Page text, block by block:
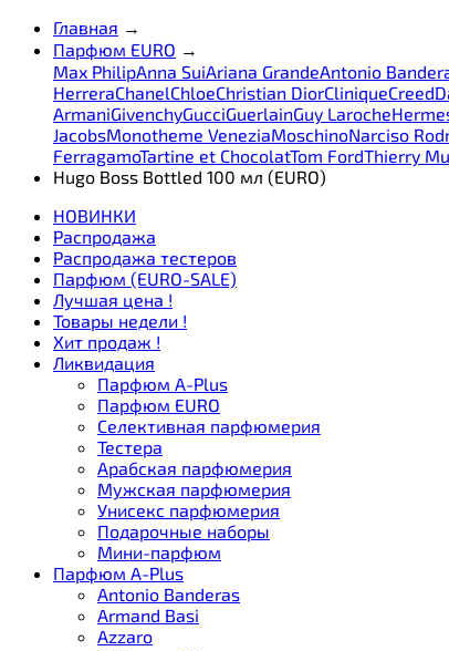
Главная →
Парфюм EURO →
Max PhilipAnna SuiAriana GrandeAntonio
HerreraChanelChloeChristian DiorCliniqueCreed
ArmaniGivenchyGucciGuerlainGuy Laroche
JacobsMonotheme VeneziaMoschinoNarciso
FerragamoTartine et ChocolatTom FordThierry
Hugo Boss Bottled 100 мл (EURO)
НОВИНКИ
Распродажа
Распродажа тестеров
Парфюм (EURO-SALE)
Лучшая цена !
Товары недели !
Хит продаж !
Ликвидация
Парфюм A-Plus
Парфюм EURO
Селективная парфюмерия
Тестера
Арабская парфюмерия
Мужская парфюмерия
Унисекс парфюмерия
Подарочные наборы
Мини-парфюм
Парфюм A-Plus
Antonio Banderas
Armand Basi
Azzaro